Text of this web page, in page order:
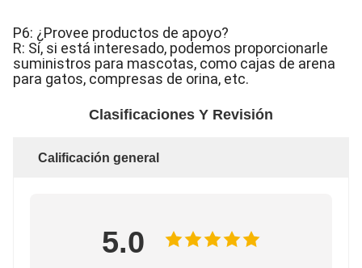
P6: ¿Provee productos de apoyo?
R: Sí, si está interesado, podemos proporcionarle
suministros para mascotas, como cajas de arena
para gatos, compresas de orina, etc.
Clasificaciones Y Revisión
Calificación general
5.0